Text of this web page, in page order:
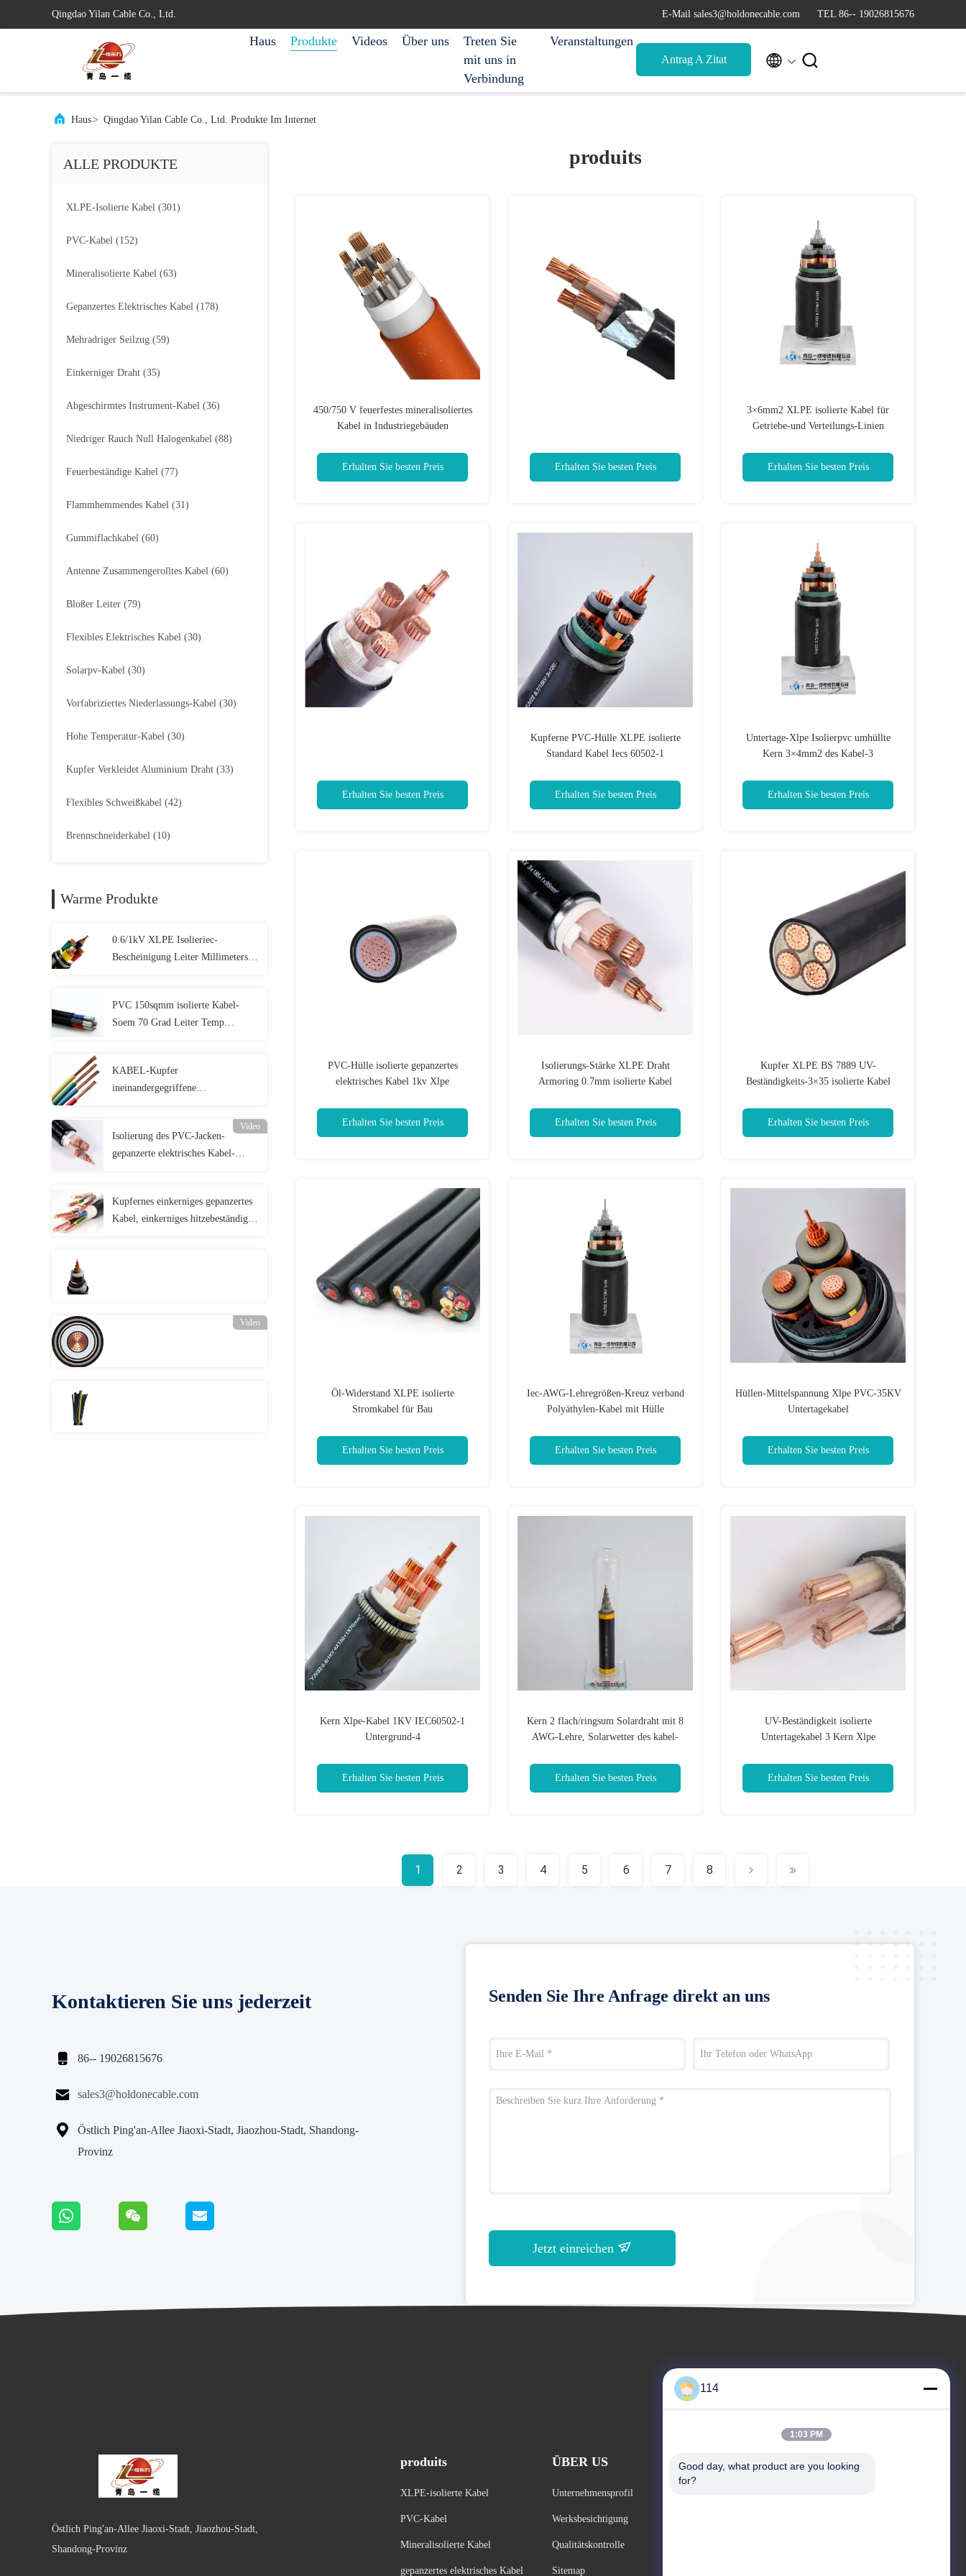
Qingdao Yilan Cable Co., Ltd. E-Mail sales3@holdonecable.com TEL 86-- 19026815676
Haus Produkte Videos Über uns
Treten Sie
mit uns in
Verbindung
Veranstaltungen
Antrag A Zitat  
Haus> Qingdao Yilan Cable Co., Ltd. Produkte Im Internet
ALLE PRODUKTE
XLPE-Isolierte Kabel (301)
PVC-Kabel (152)
Mineralisolierte Kabel (63)
Gepanzertes Elektrisches Kabel (178)
Mehradriger Seilzug (59)
Einkerniger Draht (35)
Abgeschirmtes Instrument-Kabel (36)
Niedriger Rauch Null Halogenkabel (88)
Feuerbeständige Kabel (77)
Flammhemmendes Kabel (31)
Gummiflachkabel (60)
Antenne Zusammengerolltes Kabel (60)
Bloßer Leiter (79)
Flexibles Elektrisches Kabel (30)
Solarpv-Kabel (30)
Vorfabriziertes Niederlassungs-Kabel (30)
Hohe Temperatur-Kabel (30)
Kupfer Verkleidet Aluminium Draht (33)
Flexibles Schweißkabel (42)
Brennschneiderkabel (10)
Warme Produkte
0.6/1kV XLPE Isolieriec-
Bescheinigung Leiter Millimeters
PVC 150sqmm isolierte Kabel-
Soem 70 Grad Leiter Temp
KABEL-Kupfer
ineinandergegriffene
Video
Isolierung des PVC-Jacken-
gepanzerte elektrisches Kabel-
Kupfernes einkerniges gepanzertes
Kabel, einkerniges hitzebeständiges
Video
produits
450/750 V feuerfestes mineralisoliertes
Kabel in Industriegebäuden
Erhalten Sie besten Preis Erhalten Sie besten Preis
3×6mm2 XLPE isolierte Kabel für
Getriebe-und Verteilungs-Linien
Erhalten Sie besten Preis
Erhalten Sie besten Preis
Kupferne PVC-Hülle XLPE isolierte
Standard Kabel Iecs 60502-1
Erhalten Sie besten Preis
Untertage-Xlpe Isolierpvc umhüllte
Kern 3×4mm2 des Kabel-3
Erhalten Sie besten Preis
PVC-Hülle isolierte gepanzertes
elektrisches Kabel 1kv Xlpe
Erhalten Sie besten Preis
Isolierungs-Stärke XLPE Draht
Armoring 0.7mm isolierte Kabel
Erhalten Sie besten Preis
Kupfer XLPE BS 7889 UV-
Beständigkeits-3×35 isolierte Kabel
Erhalten Sie besten Preis
Öl-Widerstand XLPE isolierte
Stromkabel für Bau
Erhalten Sie besten Preis
Iec-AWG-Lehregrößen-Kreuz verband
Polyäthylen-Kabel mit Hülle
Erhalten Sie besten Preis
Hüllen-Mittelspannung Xlpe PVC-35KV
Untertagekabel
Erhalten Sie besten Preis
Kern Xlpe-Kabel 1KV IEC60502-1
Untergrund-4
Erhalten Sie besten Preis
Kern 2 flach/ringsum Solardraht mit 8
AWG-Lehre, Solarwetter des kabel-
Erhalten Sie besten Preis
UV-Beständigkeit isolierte
Untertagekabel 3 Kern Xlpe
Erhalten Sie besten Preis
1 2 3 4 5 6 7 8
Kontaktieren Sie uns jederzeit
 86-- 19026815676
 sales3@holdonecable.com

Östlich Ping'an-Allee Jiaoxi-Stadt, Jiaozhou-Stadt, Shandong-
Provinz
Senden Sie Ihre Anfrage direkt an uns
Jetzt einreichen
Östlich Ping'an-Allee Jiaoxi-Stadt, Jiaozhou-Stadt,
Shandong-Provinz
produits
XLPE-isolierte Kabel
PVC-Kabel
Mineralisolierte Kabel
gepanzertes elektrisches Kabel
ÜBER US
Unternehmensprofil
Werksbesichtigung
Qualitätskontrolle
Sitemap
Veranstaltungen
Antrag A Zitat
114
1:03 PM
Good day, what product are you looking
for?